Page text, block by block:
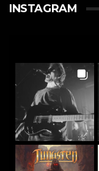
INSTAGRAM